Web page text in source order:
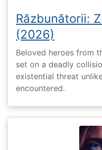
Răzbunătorii:
(2026)
Beloved heroes from
set on a deadly
existential threat
encountered.